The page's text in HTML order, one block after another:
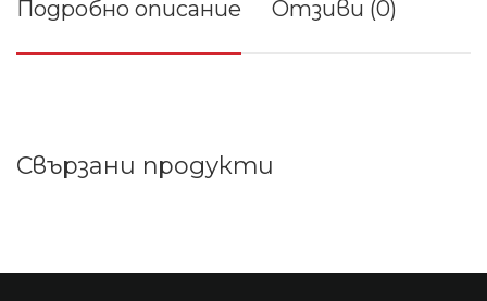
Подробно описание Отзиви (0)
Свързани продукти